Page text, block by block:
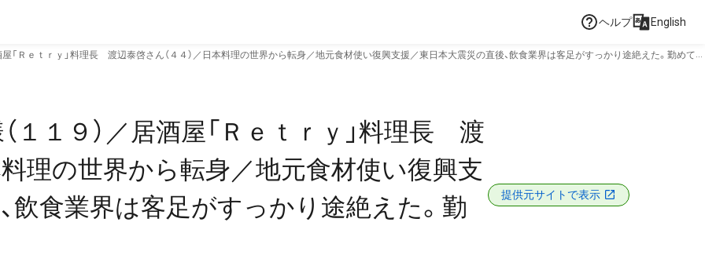
ヘルプ English
「Ｒｅｔｒｙ」料理長 渡辺泰啓さん（４４）／日本料理の世界から転身／地元食材使い復興支援／東日本大震災の直後、飲食業界は客足がすっかり途絶えた。勤めてい
１９）／居酒屋「Ｒｅｔｒｙ」料理長 渡
料理の世界から転身／地元食材使い復興支
飲食業界は客足がすっかり途絶えた。勤
提供元サイトで表示